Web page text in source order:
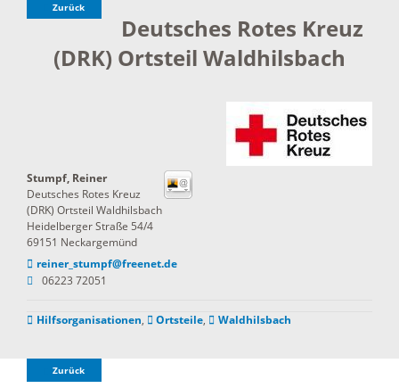
Zurück
Deutsches Rotes Kreuz
(DRK) Ortsteil Waldhilsbach
Stumpf, Reiner
Deutsches Rotes Kreuz
(DRK) Ortsteil Waldhilsbach
Heidelberger Straße 54/4
69151 Neckargemünd
reiner_stumpf@freenet.de
06223 72051
Hilfsorganisationen, Ortsteile, Waldhilsbach
Zurück